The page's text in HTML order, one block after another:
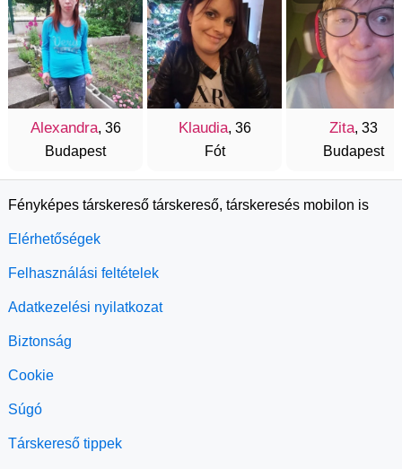
Alexandra, 36
Budapest
Klaudia, 36
Fót
Zita, 33
Budapest
Fényképes társkereső társkereső, társkeresés mobilon is
Elérhetőségek
Felhasználási feltételek
Adatkezelési nyilatkozat
Biztonság
Cookie
Súgó
Társkereső tippek